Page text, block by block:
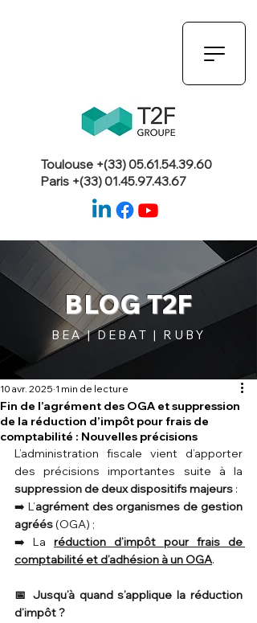
Toulouse +(33)05.61.54.39.60
Paris +(33)01.45.97.43.67
BLOG T2F
BEA | DEBAT | RUBY
Fin de l’agrément des OGA et suppression
de la réduction d’impôt pour frais de
comptabilité : Nouvelles précisions
10 avr. 2025 1 min de lecture
L’administration fiscale vient d’apporter
suppression de deux dispositifs majeurs :
➡️ L’agrément des organismes de gestion
agréés (OGA) ;
➡️ La réduction d’impôt pour frais de
comptabilité et d’adhésion à un OGA.
📅 Jusqu’à quand s’applique la réduction
d’impôt ?